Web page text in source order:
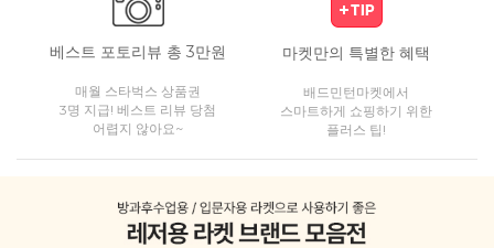
베스트 포토리뷰 총 3만원
매월 스타벅스 상품권
3명 지급! 베스트 리뷰 당첨
어렵지 않아요~
마켓만의 특별한 혜택
배드민턴마켓에서
스마트하게 쇼핑하기 위한
플러스 팁!